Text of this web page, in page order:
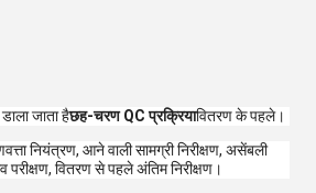
जाता हैछह-चरण QC प्रक्रियावितरण के पहले।
नियंत्रण, आने वाली सामग्री निरीक्षण, असेंबली
परीक्षण, वितरण से पहले अंतिम निरीक्षण।